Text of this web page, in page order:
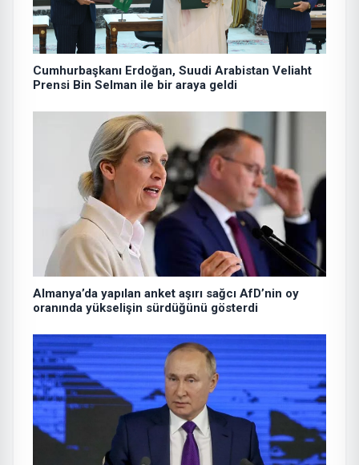
Cumhurbaşkanı Erdoğan, Suudi Arabistan Veliaht
Prensi Bin Selman ile bir araya geldi
Almanya’da yapılan anket aşırı sağcı AfD’nin oy
oranında yükselişin sürdüğünü gösterdi